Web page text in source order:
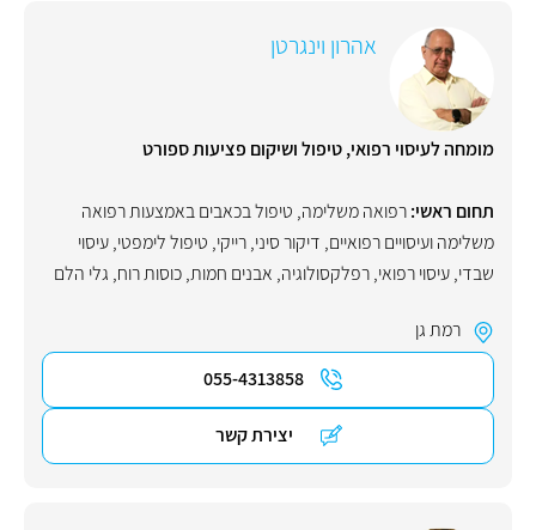
אהרון וינגרטן
מומחה לעיסוי רפואי, טיפול ושיקום פציעות ספורט
תחום ראשי:רפואה משלימה, טיפול בכאבים באמצעות רפואה
משלימה ועיסויים רפואיים, דיקור סיני,רייקי, טיפול לימפטי,עיסוי
שבדי,עיסוי רפואי,רפלקסולוגיה, אבנים חמות,כוסות רוח, גלי הלם
רמת גן
055-4313858
יצירת קשר